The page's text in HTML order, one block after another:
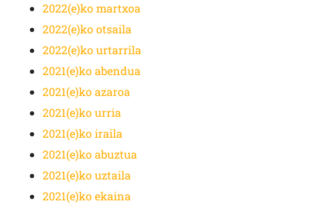
2022(e)ko martxoa
2022(e)ko otsaila
2022(e)ko urtarrila
2021(e)ko abendua
2021(e)ko azaroa
2021(e)ko urria
2021(e)ko iraila
2021(e)ko abuztua
2021(e)ko uztaila
2021(e)ko ekaina